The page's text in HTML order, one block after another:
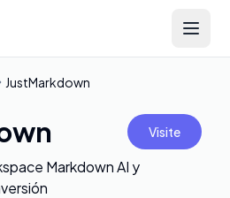
Open
JustMarkdown
Visite
Markdown AI y